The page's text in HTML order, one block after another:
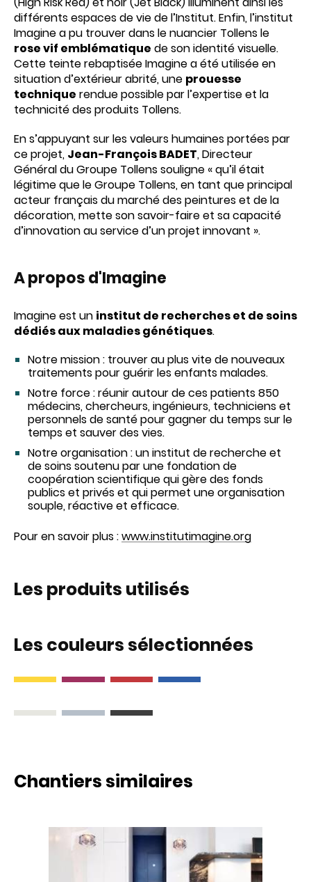
différents espaces de vie de l’Institut. Enfin, l’institut
Imagine a pu trouver dans le nuancier Tollens le
rose vif emblématique de son identité visuelle.
Cette teinte rebaptisée Imagine a été utilisée en
situation d’extérieur abrité, une prouesse
technique rendue possible par l’expertise et la
technicité des produits Tollens.
En s’appuyant sur les valeurs humaines portées par
ce projet, Jean-François BADET, Directeur
Général du Groupe Tollens souligne « qu’il était
légitime que le Groupe Tollens, en tant que principal
acteur français du marché des peintures et de la
décoration, mette son savoir-faire et sa capacité
d’innovation au service d’un projet innovant ».
A propos d'Imagine
Imagine est un institut de recherches et de soins
dédiés aux maladies génétiques.
Notre mission : trouver au plus vite de nouveaux
traitements pour guérir les enfants malades.
Notre force : réunir autour de ces patients 850
médecins, chercheurs, ingénieurs, techniciens et
personnels de santé pour gagner du temps sur le
temps et sauver des vies.
Notre organisation : un institut de recherche et
de soins soutenu par une fondation de
coopération scientifique qui gère des fonds
publics et privés et qui permet une organisation
souple, réactive et efficace.
Pour en savoir plus :www.institutimagine.org
Les produits utilisés
Les couleurs sélectionnées
Chantiers similaires